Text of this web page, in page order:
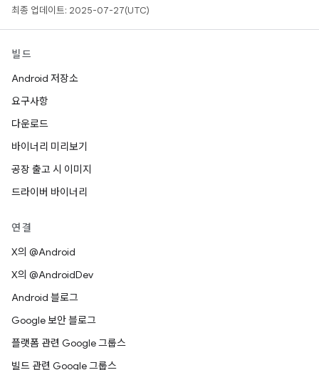
최종 업데이트: 2025-07-27(UTC)
빌드
Android 저장소
요구사항
다운로드
바이너리 미리보기
공장 출고 시 이미지
드라이버 바이너리
연결
X의 @Android
X의 @AndroidDev
Android 블로그
Google 보안 블로그
플랫폼 관련 Google 그룹스
빌드 관련 Google 그룹스